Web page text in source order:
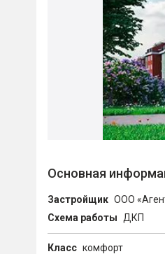
Основная
Застройщик ООО
Схема работы
ДКП
Класс комфорт